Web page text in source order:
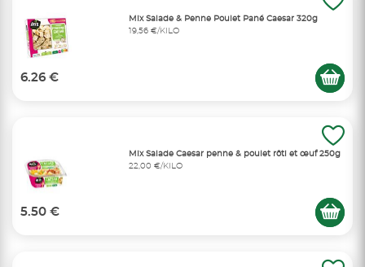
Mix Salade & Penne Poulet Pané Caesar 320g
19,56 €/KILO
6.26 €
Mix Salade Caesar penne & poulet rôti et œuf 250g
22,00 €/KILO
5.50 €